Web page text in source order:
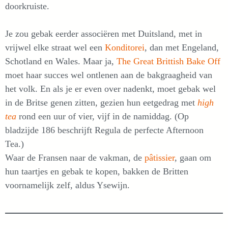
doorkruiste.
Je zou gebak eerder associëren met Duitsland, met in
vrijwel elke straat wel een Konditorei, dan met Engeland,
Schotland en Wales. Maar ja, The Great Brittish Bake Off
moet haar succes wel ontlenen aan de bakgraagheid van
het volk. En als je er even over nadenkt, moet gebak wel
in de Britse genen zitten, gezien hun eetgedrag met high
tea rond een uur of vier, vijf in de namiddag. (Op
bladzijde 186 beschrijft Regula de perfecte Afternoon
Tea.)
Waar de Fransen naar de vakman, de pâtissier, gaan om
hun taartjes en gebak te kopen, bakken de Britten
voornamelijk zelf, aldus Ysewijn.